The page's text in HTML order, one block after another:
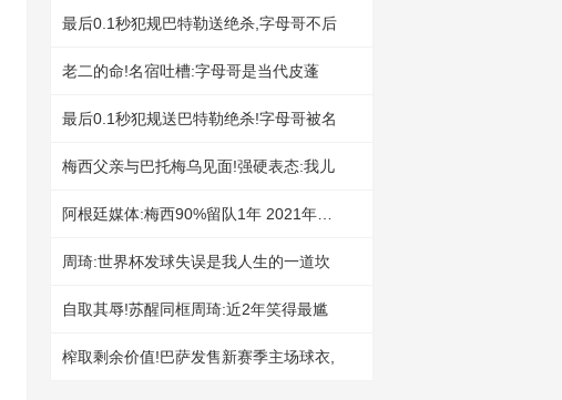
最后0.1秒犯规巴特勒送绝杀,字母哥不后
老二的命!名宿吐槽:字母哥是当代皮蓬
最后0.1秒犯规送巴特勒绝杀!字母哥被名
梅西父亲与巴托梅乌见面!强硬表态:我儿
周琦:世界杯发球失误是我人生的一道坎
自取其辱!苏醒同框周琦:近2年笑得最尴
榨取剩余价值!巴萨发售新赛季主场球衣,